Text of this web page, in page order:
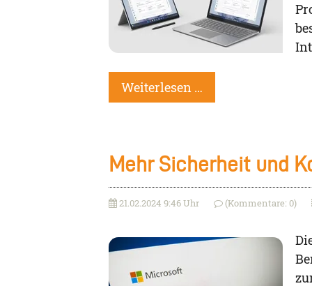
Weiterlesen …
Mehr Sicherheit und
21.02.2024 9:46 Uhr (Kommentare: 0)